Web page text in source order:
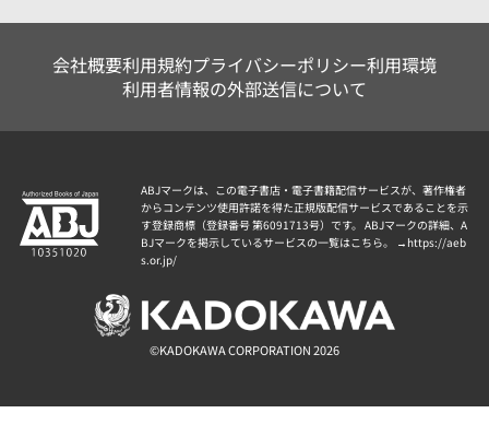
会社概要利用規約プライバシーポリシー利用環境
利用者情報の外部送信について
ABJマークは、この電子書店・電子書籍配信サービスが、著作権者
からコンテンツ使用許諾を得た正規版配信サービスであることを示
す登録商標（登録番号 第6091713号）です。 ABJマークの詳細、A
BJマークを掲示しているサービスの一覧はこちら。 → https://aeb
s.or.jp/
©KADOKAWA CORPORATION 2026